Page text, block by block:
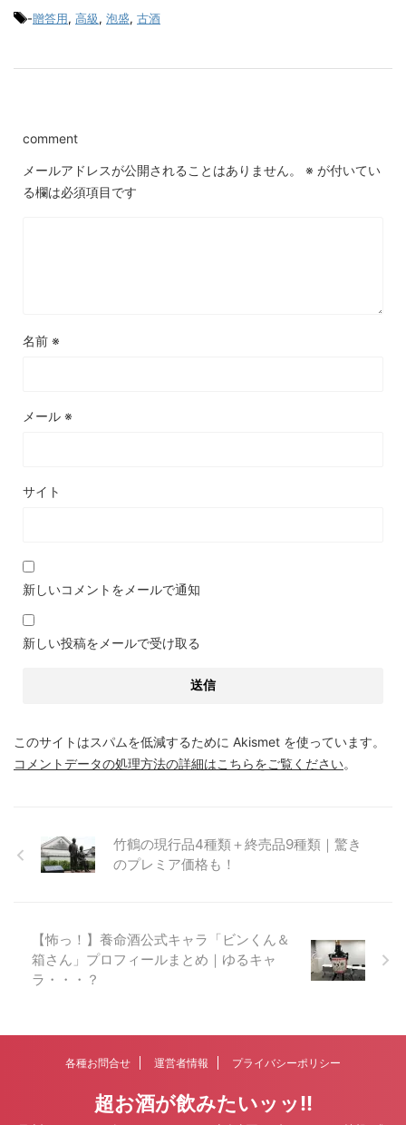
-贈答用, 高級, 泡盛, 古酒
comment
メールアドレスが公開されることはありません。 ※ が付いてい
る欄は必須項目です
名前 ※
メール ※
サイト
新しいコメントをメールで通知
新しい投稿をメールで受け取る
このサイトはスパムを低減するために Akismet を使っています。
コメントデータの処理方法の詳細はこちらをご覧ください。
竹鶴の現行品4種類＋終売品9種類｜驚き
のプレミア価格も！
【怖っ！】養命酒公式キャラ「ビンくん＆
箱さん」プロフィールまとめ｜ゆるキャ
ラ・・・？
各種お問合せ 運営者情報 プライバシーポリシー
超お酒が飲みたいッッ!!